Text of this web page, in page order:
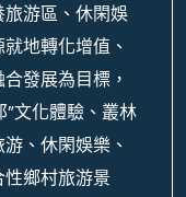
游區、休閑娛
地轉化增值、
發展為目標，
”文化體驗、叢林
、休閑娛樂、
鄉村旅游景